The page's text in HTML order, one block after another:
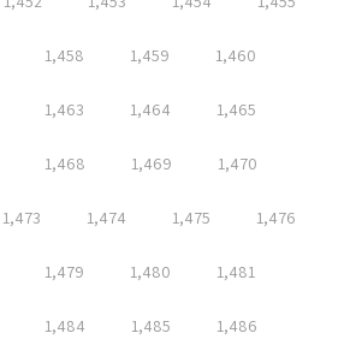
1,458 1,459 1,460
1,463 1,464 1,465
1,468 1,469 1,470
1,473 1,474 1,475 1,476
1,479 1,480 1,481
1,484 1,485 1,486